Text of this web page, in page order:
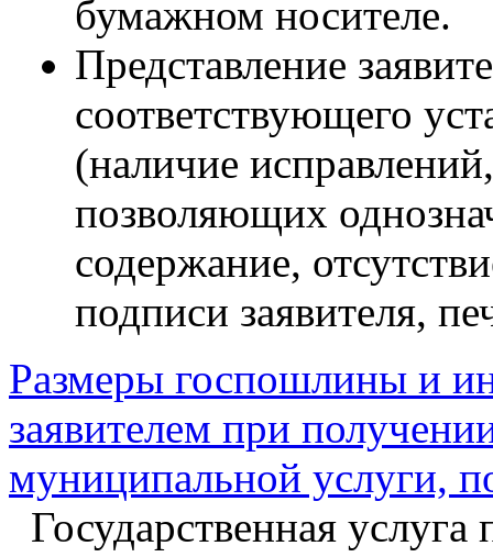
бумажном носителе.
Представление
соответствующего
(наличие
позволяющих
содержание,
подписи заявителя,
Размеры госпошлины и
заявителем при
муниципальной услуги,
Государственная услуга